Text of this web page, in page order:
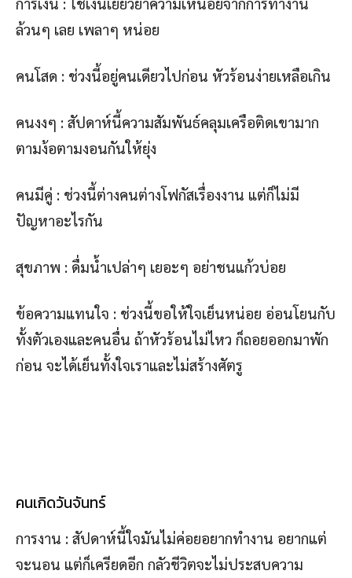
ล้วนๆ เลย เพลาๆ หน่อย
คนโสด : ช่วงนี้อยู่คนเดียวไปก่อน หัวร้อนง่ายเหลือเกิน
คนงงๆ : สัปดาห์นี้ความสัมพันธ์คลุมเครือติดเขามาก
ตามง้อตามงอนกันให้ยุ่ง
คนมีคู่ : ช่วงนี้ต่างคนต่างโฟกัสเรื่องงาน แต่ก็ไม่มี
ปัญหาอะไรกัน
สุขภาพ : ดื่มน้ำเปล่าๆ เยอะๆ อย่าชนแก้วบ่อย
ข้อความแทนใจ : ช่วงนี้ขอให้ใจเย็นหน่อย อ่อนโยนกับ
ทั้งตัวเองและคนอื่น ถ้าหัวร้อนไม่ไหว ก็ถอยออกมาพัก
ก่อน จะได้เย็นทั้งใจเราและไม่สร้างศัตรู
คนเกิดวันจันทร์
การงาน : สัปดาห์นี้ใจมันไม่ค่อยอยากทำงาน อยากแต่
จะนอน แต่ก็เครียดอีก กลัวชีวิตจะไม่ประสบความ